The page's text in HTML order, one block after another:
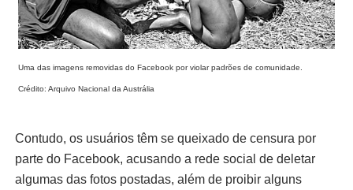
Uma das imagens removidas do Facebook por violar padrões de comunidade.
Crédito: Arquivo Nacional da Austrália
Contudo, os usuários têm se queixado de censura por
parte do Facebook, acusando a rede social de deletar
algumas das fotos postadas, além de proibir alguns